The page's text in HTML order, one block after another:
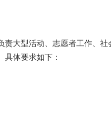
大型活动、志愿者工作、
具体要求如下：